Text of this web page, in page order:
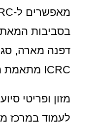
בסביבות
דפנה מארה,
ICRC מתאמת תכניות סיוע בסוריה.
מזון ופריטי
לעמוד במרכז